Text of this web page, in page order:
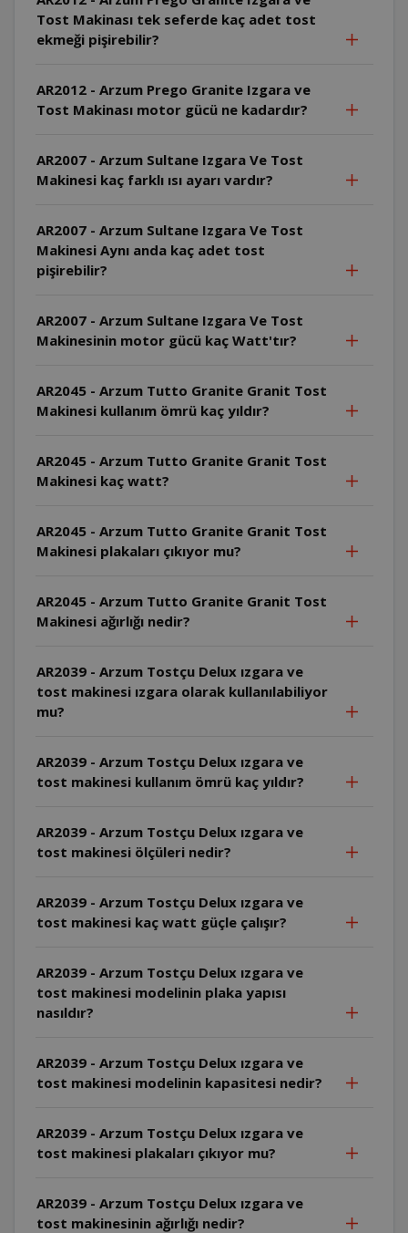
Tost Makinası tek seferde kaç adet tost
ekmeği pişirebilir?
AR2012 - Arzum Prego Granite Izgara ve
Tost Makinası motor gücü ne kadardır?
AR2007 - Arzum Sultane Izgara Ve Tost
Makinesi kaç farklı ısı ayarı vardır?
AR2007 - Arzum Sultane Izgara Ve Tost
Makinesi Aynı anda kaç adet tost
pişirebilir?
AR2007 - Arzum Sultane Izgara Ve Tost
Makinesinin motor gücü kaç Watt'tır?
AR2045 - Arzum Tutto Granite Granit Tost
Makinesi kullanım ömrü kaç yıldır?
AR2045 - Arzum Tutto Granite Granit Tost
Makinesi kaç watt?
AR2045 - Arzum Tutto Granite Granit Tost
Makinesi plakaları çıkıyor mu?
AR2045 - Arzum Tutto Granite Granit Tost
Makinesi ağırlığı nedir?
AR2039 - Arzum Tostçu Delux ızgara ve
tost makinesi ızgara olarak kullanılabiliyor
mu?
AR2039 - Arzum Tostçu Delux ızgara ve
tost makinesi kullanım ömrü kaç yıldır?
AR2039 - Arzum Tostçu Delux ızgara ve
tost makinesi ölçüleri nedir?
AR2039 - Arzum Tostçu Delux ızgara ve
tost makinesi kaç watt güçle çalışır?
AR2039 - Arzum Tostçu Delux ızgara ve
tost makinesi modelinin plaka yapısı
nasıldır?
AR2039 - Arzum Tostçu Delux ızgara ve
tost makinesi modelinin kapasitesi nedir?
AR2039 - Arzum Tostçu Delux ızgara ve
tost makinesi plakaları çıkıyor mu?
AR2039 - Arzum Tostçu Delux ızgara ve
tost makinesinin ağırlığı nedir?